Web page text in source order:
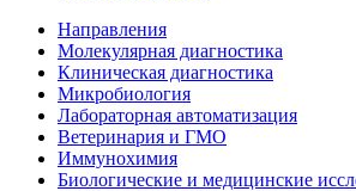
Направления
Молекулярная диагностика
Клиническая диагностика
Микробиология
Лабораторная автоматизация
Ветеринария и ГМО
Иммунохимия
Биологические и медицинские